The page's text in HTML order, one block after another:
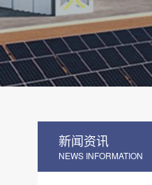
新闻资讯
NEWS INFORMATION